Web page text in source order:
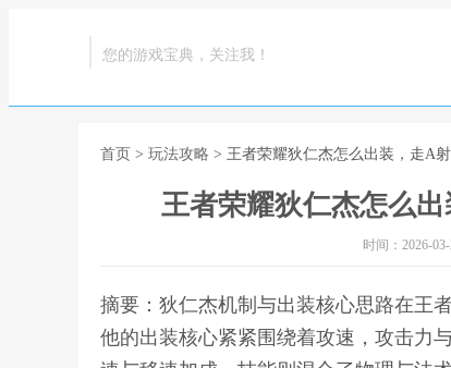
您的游戏宝典，关注我！
首页 > 玩法攻略 > 王者荣耀狄仁杰怎么出装，走A
王者荣耀狄仁杰怎么
时间：2026-
摘要：狄仁杰机制与出装核心思路在王
他的出装核心紧紧围绕着攻速，攻击力